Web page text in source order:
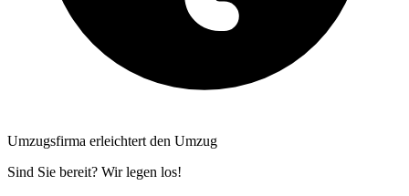
Umzugsfirma erleichtert den Umzug
Sind Sie bereit? Wir legen los!